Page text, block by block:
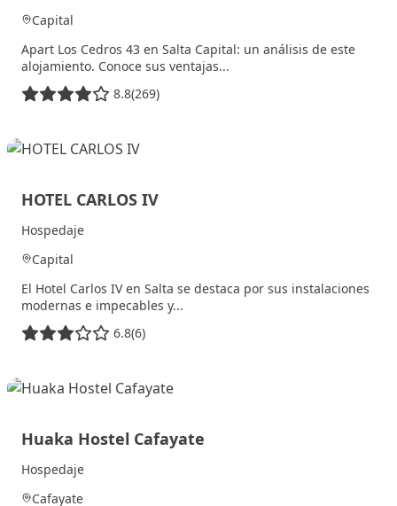
Capital
Apart Los Cedros 43 en Salta Capital: un análisis de este
alojamiento. Conoce sus ventajas...
8.8(269)
HOTEL CARLOS IV
Hospedaje
Capital
El Hotel Carlos IV en Salta se destaca por sus instalaciones
modernas e impecables y...
6.8(6)
Huaka Hostel Cafayate
Hospedaje
Cafayate